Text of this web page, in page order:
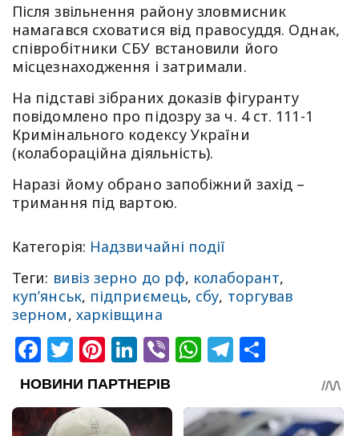
Після звільнення району зловмисник
намагався сховатися від правосуддя. Однак,
співробітники СБУ встановили його
місцезнаходження і затримали.
На підставі зібраних доказів фігуранту
повідомлено про підозру за ч. 4 ст. 111-1
Кримінального кодексу України
(колабораційна діяльність).
Наразі йому обрано запобіжний захід –
тримання під вартою.
Категорія: Надзвичайні події
Теги: вивіз зерно до рф, колаборант,
куп’янськ, підприємець, сбу, торгував
зерном, харківщина
Facebook
Twitter
Pinterest
LinkedIn
ViberWhatsApp
Telegram